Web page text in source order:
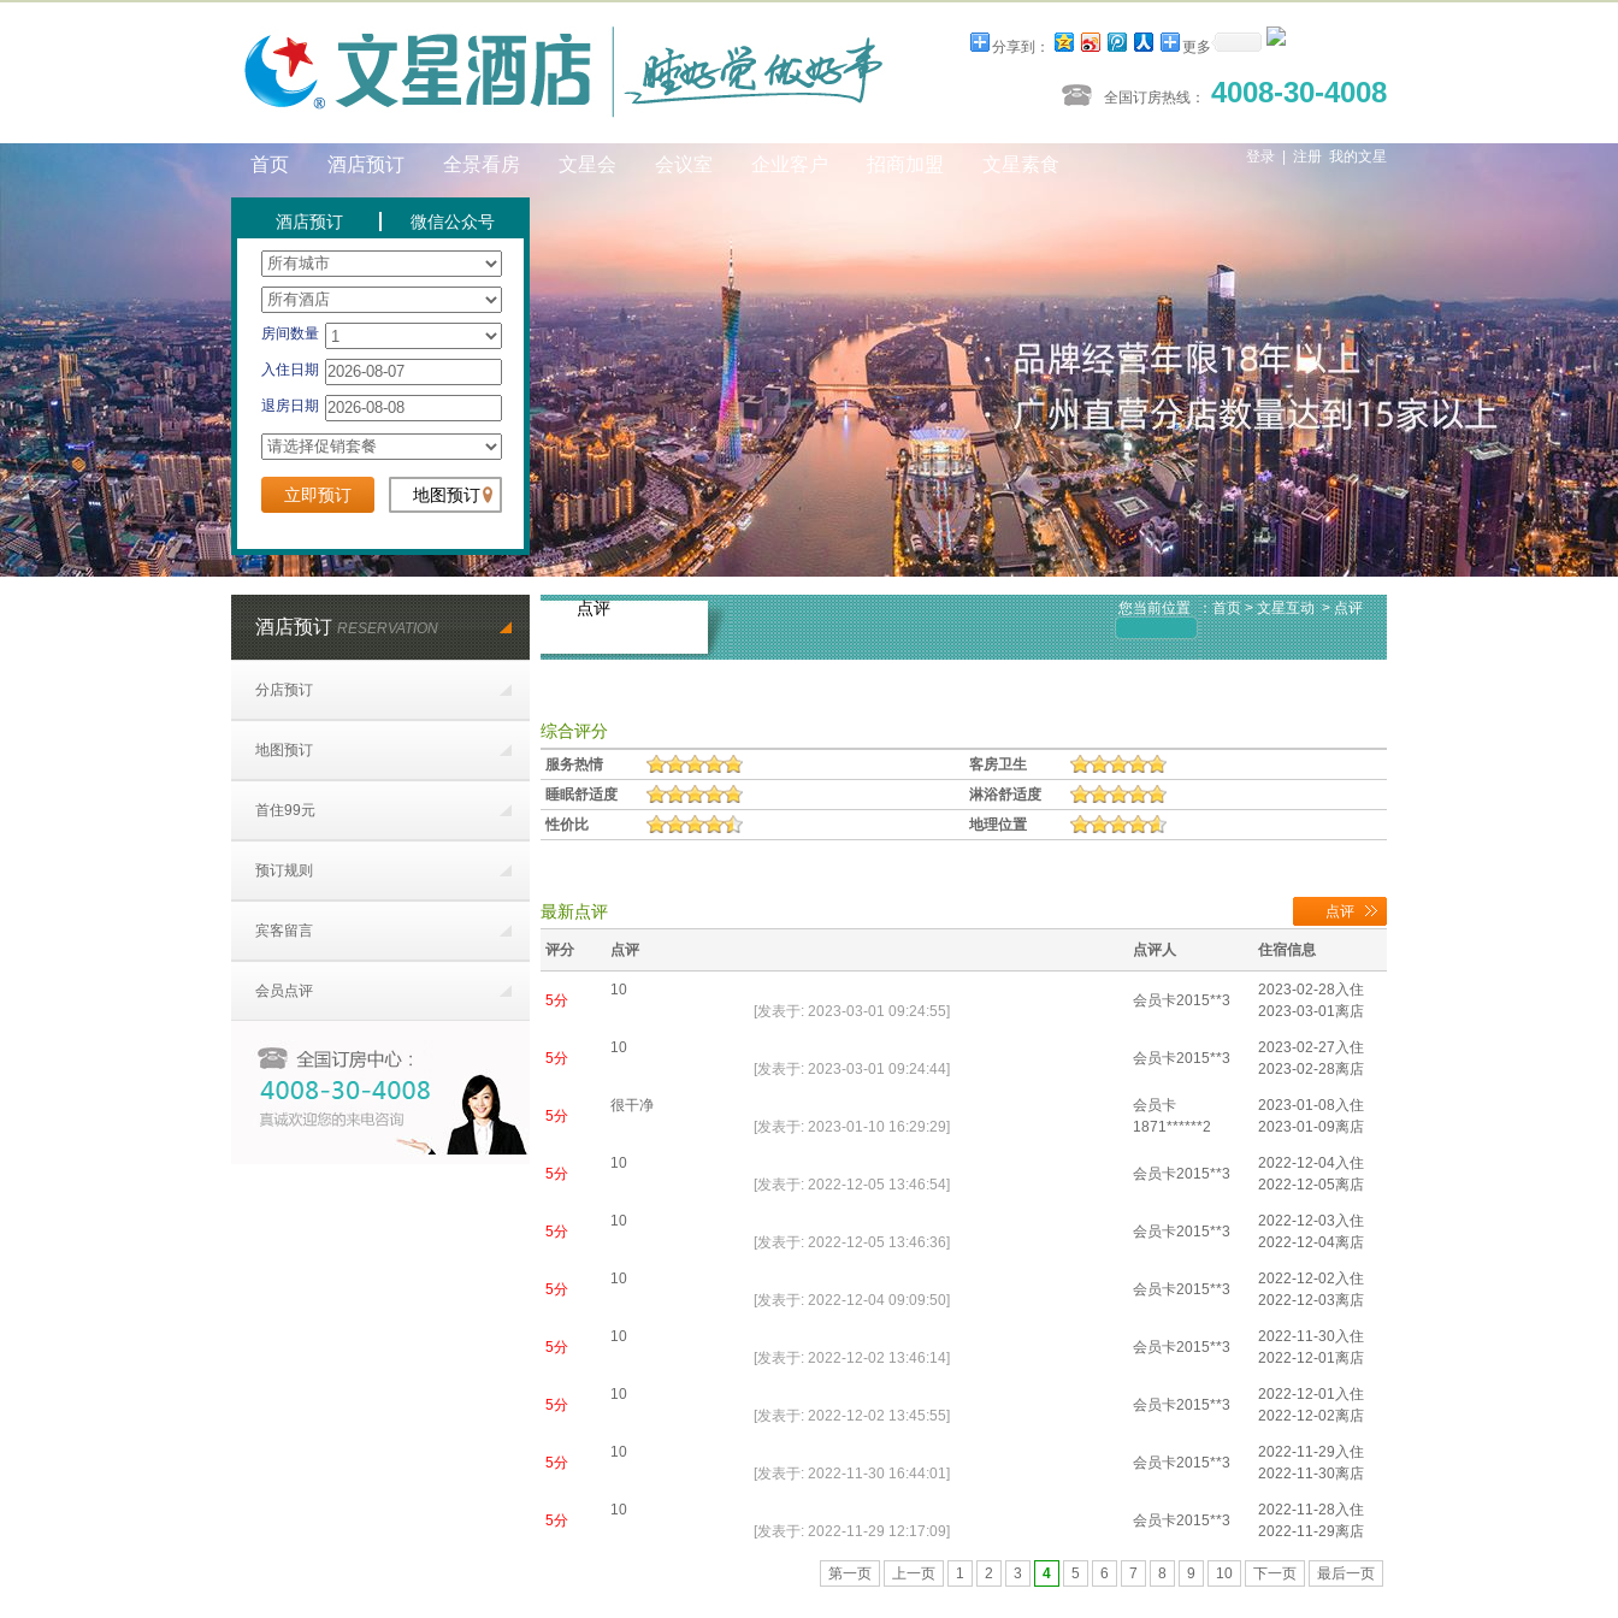
分享到： 更多
全国订房热线： 4008-30-4008
首页 酒店预订 全景看房 文星会 会议室 企业客户 招商加盟 文星素食 登录 | 注册 我的文星
酒店预订 微信公众号
房间数量
入住日期
退房日期
酒店预订RESERVATION
分店预订
地图预订
首住99元
预订规则
宾客留言
会员点评
您当前位置 ：首页> 文星互动 > 点评
点评
综合评分
服务热情
客房卫生
睡眠舒适度
淋浴舒适度
性价比
地理位置
最新点评 点评
评分 点评 点评人 住宿信息
5分
10
[发表于: 2023-03-01 09:24:55]
会员卡2015**3
2023-02-28入住
2023-03-01离店
5分
10
[发表于: 2023-03-01 09:24:44]
会员卡2015**3
2023-02-27入住
2023-02-28离店
5分
很干净
[发表于: 2023-01-10 16:29:29]
会员卡
1871******2
2023-01-08入住
2023-01-09离店
5分
10
[发表于: 2022-12-05 13:46:54]
会员卡2015**3
2022-12-04入住
2022-12-05离店
5分
10
[发表于: 2022-12-05 13:46:36]
会员卡2015**3
2022-12-03入住
2022-12-04离店
5分
10
[发表于: 2022-12-04 09:09:50]
会员卡2015**3
2022-12-02入住
2022-12-03离店
5分
10
[发表于: 2022-12-02 13:46:14]
会员卡2015**3
2022-11-30入住
2022-12-01离店
5分
10
[发表于: 2022-12-02 13:45:55]
会员卡2015**3
2022-12-01入住
2022-12-02离店
5分
10
[发表于: 2022-11-30 16:44:01]
会员卡2015**3
2022-11-29入住
2022-11-30离店
5分
10
[发表于: 2022-11-29 12:17:09]
会员卡2015**3
2022-11-28入住
2022-11-29离店
第一页 上一页 1 2 3 4 5 6 7 8 9 10 下一页 最后一页